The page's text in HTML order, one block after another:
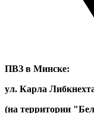
ПВЗ в Минске:
ул. Карла
(на территории